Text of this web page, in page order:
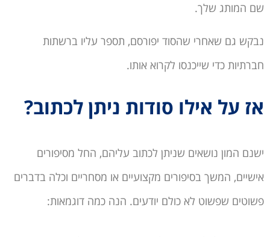
שם המותג שלך.
נבקש גם שאחרי שהסוד יפורסם, תספר עליו ברשתות
חברתיות כדי שייכנסו לקרוא אותו.
אז על אילו סודות ניתן לכתוב?
ישנם המון נושאים שניתן לכתוב עליהם, החל מסיפורים
אישיים, המשך בסיפורים מקצועיים או מסחריים וכלה בדברים
פשוטים שפשוט לא כולם יודעים. הנה כמה דוגמאות: